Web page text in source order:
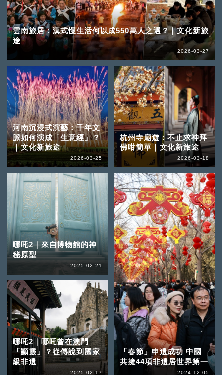
雲南旅居：滇式慢生活何以成550萬人之選？｜文化新旅
途
2026-03-27
河南沉浸式演藝：千年文
脈如何演成「生意經」？
｜文化新旅途
2026-03-25
杭州寺廟遊：不止求神拜
佛咁簡單｜文化新旅途
2026-03-18
哪吒2｜來自博物館的神
秘原型
2025-02-21
哪吒2｜哪吒曾在澳門
「顯靈」？從傳說到國家
級非遺
2025-02-17
「春節」申遺成功 中國
共擁44項非遺居世界第一
2024-12-05